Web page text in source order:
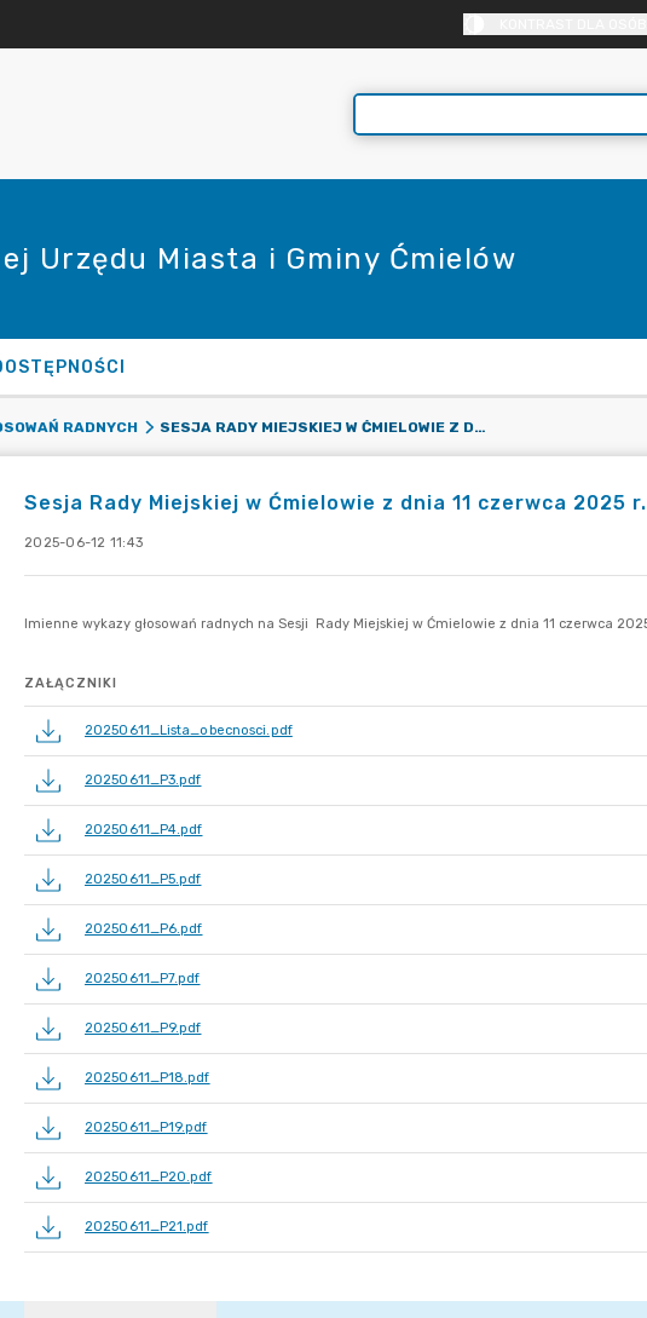
Urzędu Miasta i Gminy Ćmielów
RADNYCH SESJA RADY MIEJSKIEJ W ĆMIELOWIE Z DNIA 11 CZERWCA 2025 R.
Sesja Rady Miejskiej w Ćmielowie z dnia 11 czerwca 2025 r.
2025-06-12 11:43
ZAŁĄCZNIKI
20250611_Lista_obecnosci.pdf
20250611_P3.pdf
20250611_P4.pdf
20250611_P5.pdf
20250611_P6.pdf
20250611_P7.pdf
20250611_P9.pdf
20250611_P18.pdf
20250611_P19.pdf
20250611_P20.pdf
20250611_P21.pdf